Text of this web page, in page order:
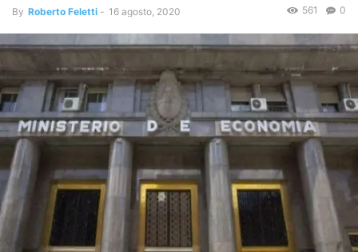
By Roberto Feletti - 16 agosto, 2020 0
561